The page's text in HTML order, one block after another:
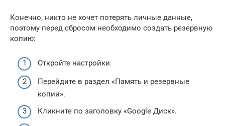
Конечно, никто не хочет потерять личные данные,
поэтому перед сбросом необходимо создать резервную
копию:
Откройте настройки.
Перейдите в раздел «Память и резервные
копии».
Кликните по заголовку «Google Диск».